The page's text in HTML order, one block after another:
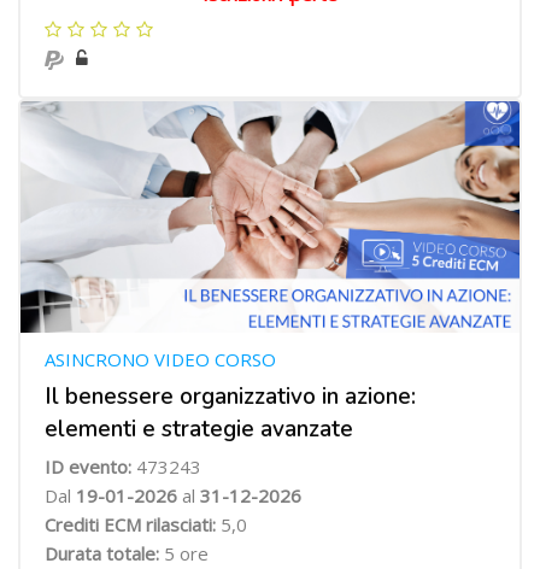
Il benessere organizzativo in azione:
elementi e strategie avanzate
ASINCRONO VIDEO CORSO
ID evento: 473243
Dal 19-01-2026 al 31-12-2026
Crediti ECM rilasciati: 5,0
Durata totale: 5 ore